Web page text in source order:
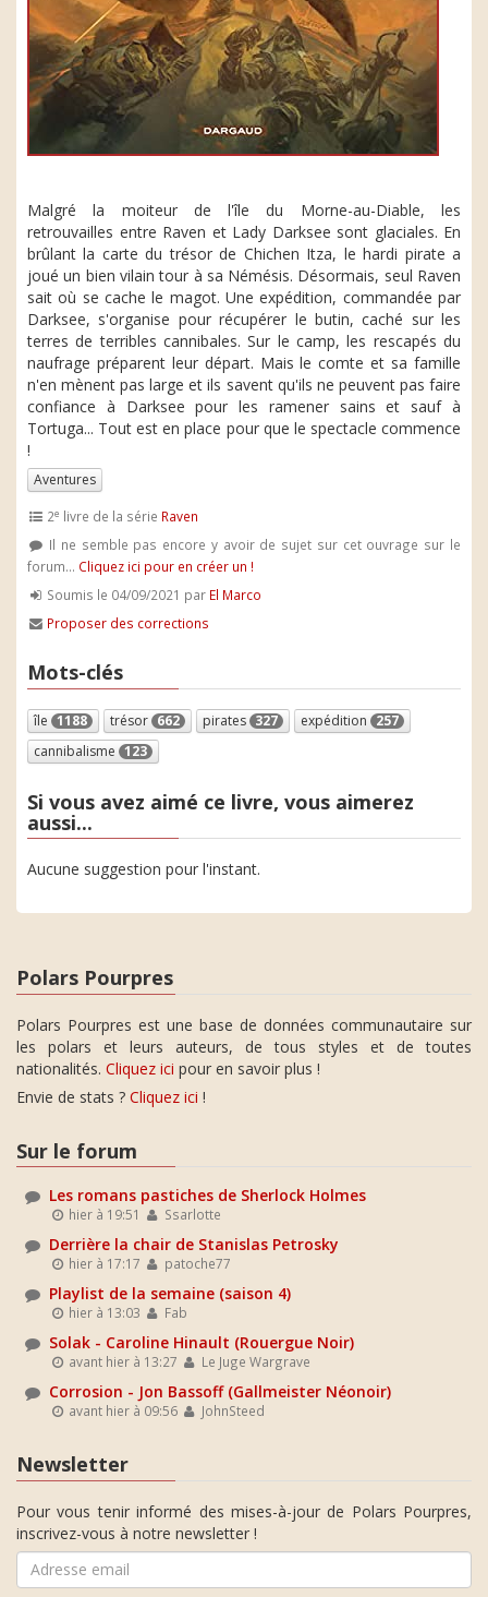
Malgré la moiteur de l'île du Morne-au-Diable, les
retrouvailles entre Raven et Lady Darksee sont glaciales. En
brûlant la carte du trésor de Chichen Itza, le hardi pirate a
joué un bien vilain tour à sa Némésis. Désormais, seul Raven
sait où se cache le magot. Une expédition, commandée par
Darksee, s'organise pour récupérer le butin, caché sur les
terres de terribles cannibales. Sur le camp, les rescapés du
naufrage préparent leur départ. Mais le comte et sa famille
n'en mènent pas large et ils savent qu'ils ne peuvent pas faire
confiance à Darksee pour les ramener sains et sauf à
Tortuga... Tout est en place pour que le spectacle commence
!
Aventures
2e livre de la série Raven
Il ne semble pas encore y avoir de sujet sur cet ouvrage sur le
forum... Cliquez ici pour en créer un !
Soumis le 04/09/2021 par El Marco
Proposer des corrections
Mots-clés
île 1188 trésor 662 pirates 327 expédition 257
cannibalisme 123
Si vous avez aimé ce livre, vous aimerez
aussi...
Aucune suggestion pour l'instant.
Polars Pourpres
Polars Pourpres est une base de données communautaire sur
les polars et leurs auteurs, de tous styles et de toutes
nationalités. Cliquez ici pour en savoir plus !
Envie de stats ? Cliquez ici !
Sur le forum
Les romans pastiches de Sherlock Holmes
hier à 19:51 Ssarlotte
Derrière la chair de Stanislas Petrosky
hier à 17:17 patoche77
Playlist de la semaine (saison 4)
hier à 13:03 Fab
Solak - Caroline Hinault (Rouergue Noir)
avant hier à 13:27 Le Juge Wargrave
Corrosion - Jon Bassoff (Gallmeister Néonoir)
avant hier à 09:56 JohnSteed
Newsletter
Pour vous tenir informé des mises-à-jour de Polars Pourpres,
inscrivez-vous à notre newsletter !